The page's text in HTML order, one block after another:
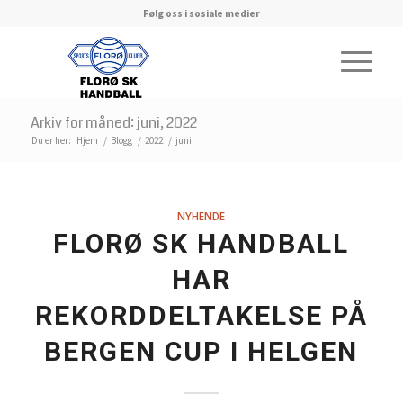
Følg oss i sosiale medier
Arkiv for måned: juni, 2022
Du er her: Hjem / Blogg / 2022 / juni
NYHENDE
FLORØ SK HANDBALL
HAR
REKORDDELTAKELSE PÅ
BERGEN CUP I HELGEN